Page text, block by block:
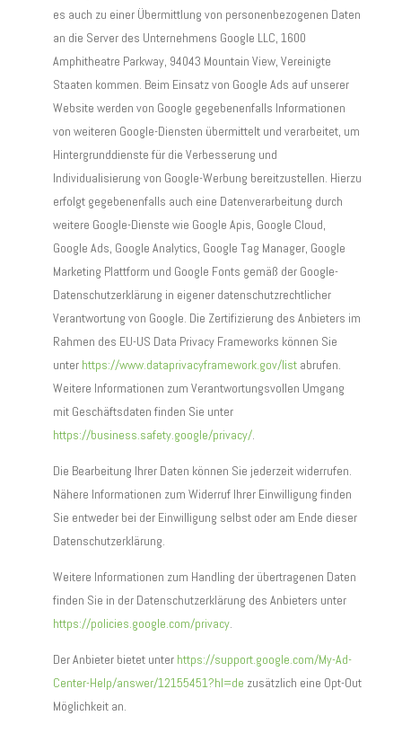
es auch zu einer Übermittlung von personenbezogenen Daten
an die Server des Unternehmens Google LLC, 1600
Amphitheatre Parkway, 94043 Mountain View, Vereinigte
Staaten kommen. Beim Einsatz von Google Ads auf unserer
Website werden von Google gegebenenfalls Informationen
von weiteren Google-Diensten übermittelt und verarbeitet, um
Hintergrunddienste für die Verbesserung und
Individualisierung von Google-Werbung bereitzustellen. Hierzu
erfolgt gegebenenfalls auch eine Datenverarbeitung durch
weitere Google-Dienste wie Google Apis, Google Cloud,
Google Ads, Google Analytics, Google Tag Manager, Google
Marketing Plattform und Google Fonts gemäß der Google-
Datenschutzerklärung in eigener datenschutzrechtlicher
Verantwortung von Google. Die Zertifizierung des Anbieters im
Rahmen des EU-US Data Privacy Frameworks können Sie
unter https://www.dataprivacyframework.gov/listabrufen.
Weitere Informationen zum Verantwortungsvollen Umgang
mit Geschäftsdaten finden Sie unter
https://business.safety.google/privacy/.
Die Bearbeitung Ihrer Daten können Sie jederzeit widerrufen.
Nähere Informationen zum Widerruf Ihrer Einwilligung finden
Sie entweder bei der Einwilligung selbst oder am Ende dieser
Datenschutzerklärung.
Weitere Informationen zum Handling der übertragenen Daten
finden Sie in der Datenschutzerklärung des Anbieters unter
https://policies.google.com/privacy.
Der Anbieter bietet unter https://support.google.com/My-Ad-
Center-Help/answer/12155451?hl=de zusätzlich eine Opt-Out
Möglichkeit an.